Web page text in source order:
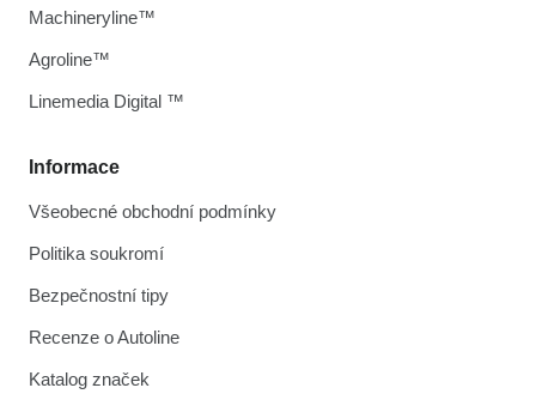
Informace
Všeobecné obchodní podmínky
Politika soukromí
Bezpečnostní tipy
Recenze o Autoline
Katalog značek
Machineryline™
Agroline™
Linemedia Digital ™